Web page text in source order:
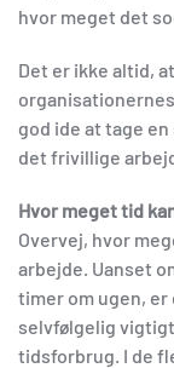
hvor meget det
Det er ikke altid,
god ide at tage
det frivillige
Hvor meget tid
Overvej, hvor
arbejde. Uanset
timer om ugen, er
selvfølgelig
tidsforbrug. I de